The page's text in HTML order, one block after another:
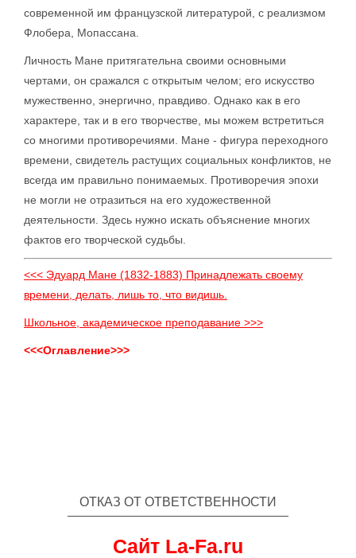
современной им французской литературой, с реализмом
Флобера, Мопассана.
Личность Мане притягательна своими основными
чертами, он сражался с открытым челом; его искусство
мужественно, энергично, правдиво. Однако как в его
характере, так и в его творчестве, мы можем встретиться
со многими противоречиями. Мане - фигура переходного
времени, свидетель растущих социальных конфликтов, не
всегда им правильно понимаемых. Противоречия эпохи
не могли не отразиться на его художественной
деятельности. Здесь нужно искать объяснение многих
фактов его творческой судьбы.
<<< Эдуард Мане (1832-1883) Принадлежать своему
времени, делать, лишь то, что видишь.
Школьное, академическое преподавание >>>
<<<Оглавление>>>
ОТКАЗ ОТ ОТВЕТСТВЕННОСТИ
Сайт La-Fa.ru